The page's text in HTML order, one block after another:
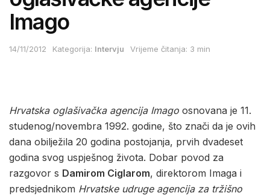
Imago
14/11/2012 Kategorija: Intervju Vrijeme čitanja: 3 min
Hrvatska oglašivačka agencija Imago osnovana je 11.
studenog/novembra 1992. godine, što znači da je ovih
dana obilježila 20 godina postojanja, prvih dvadeset
godina svog uspješnog života. Dobar povod za
razgovor s Damirom Ciglarom, direktorom Imaga i
predsjednikom Hrvatske udruge agencija za tržišno